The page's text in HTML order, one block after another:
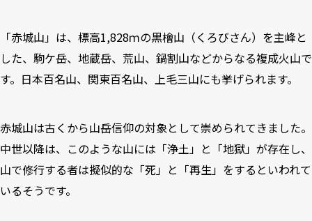
「赤城山」は、標高1,828ｍの黒檜山（くろびさん）を主峰と
した、駒ケ岳、地蔵岳、荒山、鍋割山などからなる複成火山で
す。日本百名山、関東百名山、上毛三山にも挙げられます。
赤城山は古くから山岳信仰の対象として崇められてきました。
中世以降は、このような山には「浄土」と「地獄」が存在し、
山で修行する者は擬似的な「死」と「再生」をするといわれて
いるそうです。